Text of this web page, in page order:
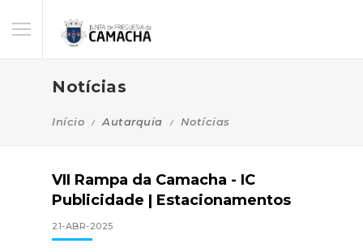
Notícias
Início Autarquia Notícias
VII Rampa da Camacha - IC
Publicidade | Estacionamentos
21-ABR-2025